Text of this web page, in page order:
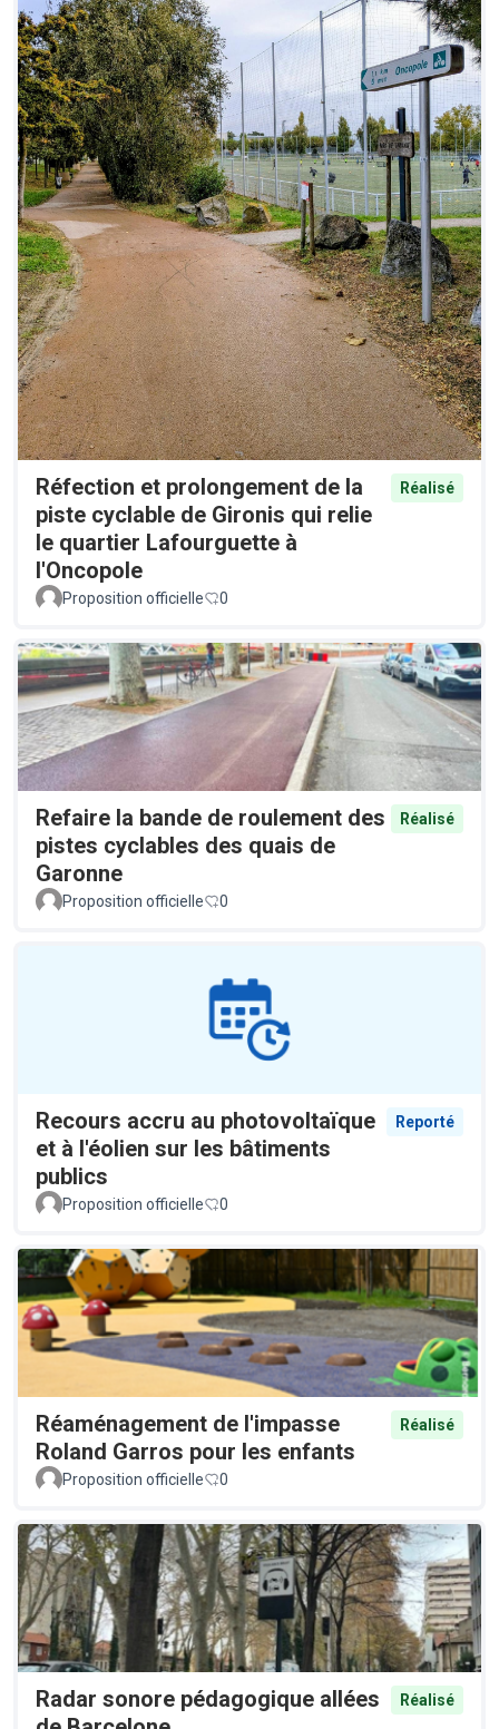
Réfection et prolongement de la
piste cyclable de Gironis qui relie
le quartier Lafourguette à
l'Oncopole
Réalisé
Proposition officielle 0
Refaire la bande de roulement des
pistes cyclables des quais de
Garonne
Réalisé
Proposition officielle 0
Recours accru au photovoltaïque
et à l'éolien sur les bâtiments
publics
Reporté
Proposition officielle 0
Réaménagement de l'impasse
Roland Garros pour les enfants
Réalisé
Proposition officielle 0
Radar sonore pédagogique allées
Réalisé